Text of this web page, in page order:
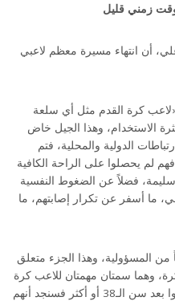
زمني قليل
أن انتهاء مسيرة معظم لاعبي
«لاعب كرة القدم مثل أي سلعة
الاستخدام، وهذا الجيل خاض
الدولية والمحلية، فتم
لم يحصلوا على الراحة الكافية
فضلاً عن الضغوط النفسية
ما أسفر عن تكرار إصابتهم، ما
من المسؤولية، وهذا الجزء متعلق
وهما سمتان مهمتان للاعب كرة
القدم، وإذا بحثنا في اللاعبين الذين لعبوا بعد سن الـ38 أو أكثر فسنجد أنهم